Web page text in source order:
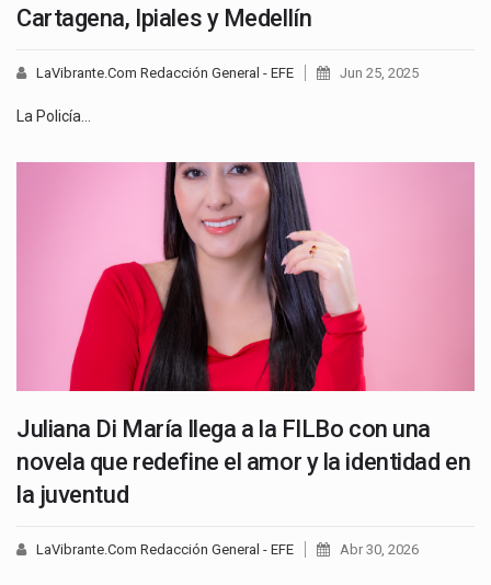
Cartagena, Ipiales y Medellín
LaVibrante.Com Redacción General - EFE Jun 25, 2025
La Policía…
Juliana Di María llega a la FILBo con una
novela que redefine el amor y la identidad en
la juventud
LaVibrante.Com Redacción General - EFE Abr 30, 2026